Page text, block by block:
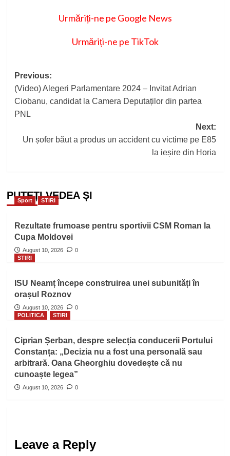
Urmăriți-ne pe Google News
Urmăriți-ne pe TikTok
Post
navigation
Previous:
(Video) Alegeri Parlamentare 2024 – Invitat Adrian
Ciobanu, candidat la Camera Deputaților din partea
PNL
Next:
Un șofer băut a produs un accident cu victime pe E85
la ieșire din Horia
PUTEȚI VEDEA ȘI
Sport STIRI
Rezultate frumoase pentru sportivii CSM Roman la
Cupa Moldovei
August 10, 2026
0
STIRI
ISU Neamț începe construirea unei subunități în
orașul Roznov
August 10, 2026
0
POLITICA
STIRI
Ciprian Șerban, despre selecția conducerii Portului
Constanța: „Decizia nu a fost una personală sau
arbitrară. Oana Gheorghiu dovedește că nu
cunoaște legea”
August 10, 2026 0
Leave a Reply